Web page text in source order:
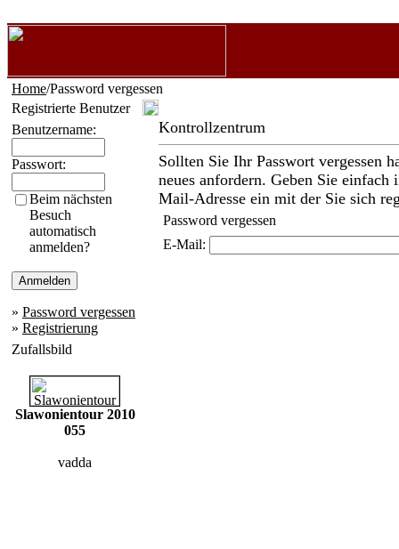
Home/Password vergessen
Registrierte Benutzer
Benutzername:
Passwort:
Beim nächsten
Besuch
automatisch
anmelden?
» Password vergessen
» Registrierung
Zufallsbild
Slawonientour 2010
055
vadda
Kontrollzentrum
Sollten Sie Ihr Passwort vergessen
neues anfordern. Geben Sie
Mail-Adresse ein mit der Sie sich
Password vergessen
E-Mail: